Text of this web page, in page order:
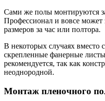
Сами же полы монтируются
Профессионал и вовсе может
размеров за час или полтора.
В некоторых случаях вместо
скрепленные фанерные
рекомендуется, так как
неоднородной.
Монтаж пленочного